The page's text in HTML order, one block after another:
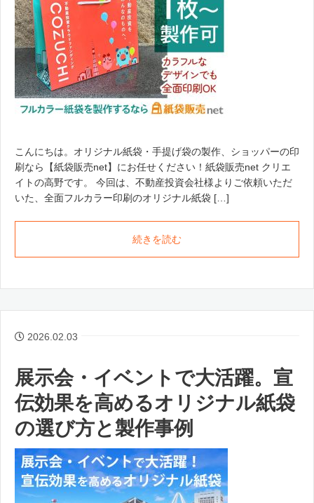
こんにちは。オリジナル紙袋・手提げ袋の製作、ショッパーの印
刷なら【紙袋販売net】にお任せください！紙袋販売net クリエ
イトの高野です。 今回は、不動産投資会社様よりご依頼いただ
いた、全面フルカラー印刷のオリジナル紙袋 […]
続きを読む
2026.02.03
展示会・イベントで大活躍。宣
伝効果を高めるオリジナル紙袋
の選び方と製作事例